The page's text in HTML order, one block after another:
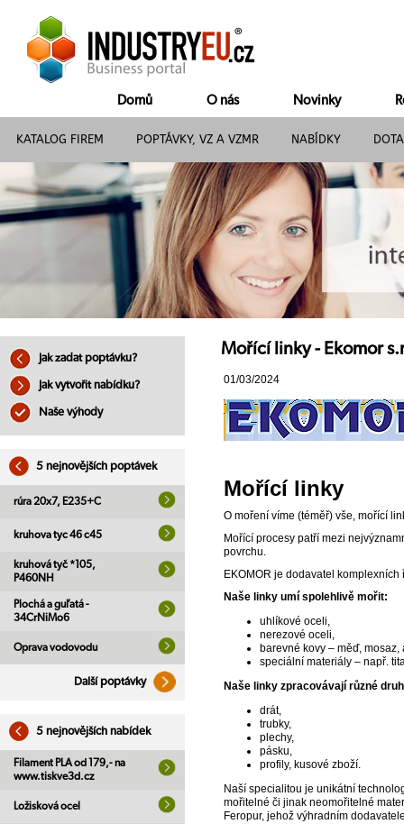
Domů O nás Novinky
KATALOG FIREM POPTÁVKY, VZ A VZMR NABÍDKY
Jak zadat poptávku?
Jak vytvořit nabídku?
Naše výhody
5 nejnovějších poptávek
rúra 20x7, E235+C
kruhova tyc 46 c45
kruhová tyč *105,
P460NH
Plochá a guľatá -
34CrNiMo6
Oprava vodovodu
Další poptávky
5 nejnovějších nabídek
Filament PLA od 179,- na
www.tiskve3d.cz
Ložisková ocel
Mořící linky - Ekomor
01/03/2024
Mořící linky
O moření víme (téměř) vše, mořící
Mořící procesy patří mezi
povrchu.
EKOMOR je dodavatel
Naše linky umí spolehlivě mořit:
uhlíkové oceli,
nerezové oceli,
barevné kovy – měď, mosaz,
speciální materiály – např.
Naše linky zpracovávají různé
drát,
trubky,
plechy,
pásku,
profily, kusové zboží.
Naší specialitou je unikátní
mořitelné či jinak neomořitelné
Feropur, jehož výhradním